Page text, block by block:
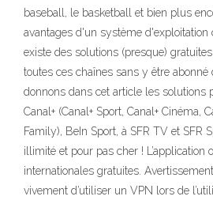
baseball, le basketball et bien plus
avantages d'un système d'exploitation
existe des solutions (presque)
toutes ces chaînes sans y être
donnons dans cet article les solutions
Canal+ (Canal+ Sport, Canal+ Cinéma,
Family), BeIn Sport, à SFR TV et SFR
illimité et pour pas cher ! L’application
internationales gratuites.
vivement d’utiliser un VPN lors de